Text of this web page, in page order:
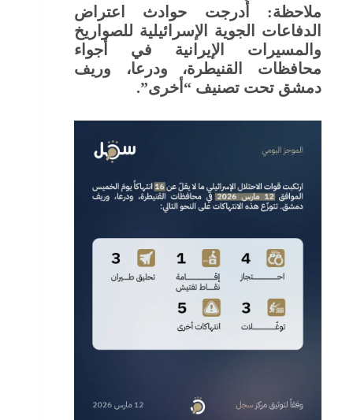
ملاحظة: أُدرجت حوادث اعتراض
الدفاعات الجوية الإسرائيلية للصواريخ
والمسيرات الإيرانية في أجواء
محافظات القنيطرة، ودرعا، وريف
دمشق تحت تصنيف “أخرى”.